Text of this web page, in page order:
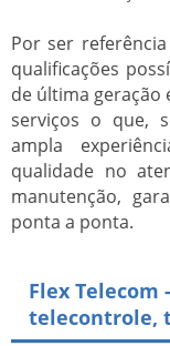
Por ser
qualificações
de última geração
serviços o que,
ampla
qualidade no
manutenção,
ponta a ponta.
Flex
telecontrole,